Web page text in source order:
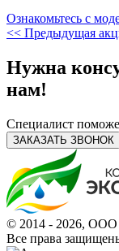
Ознакомьтесь с
<< Предыдущая
Нужна
нам!
Специалист
ЗАКАЗАТЬ ЗВОНОК
© 2014 - 2026,
Все права